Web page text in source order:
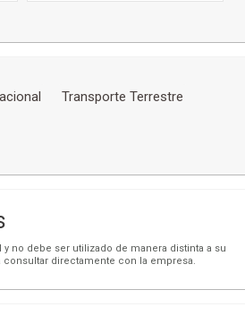
Transporte Terrestre
no debe ser utilizado de manera distinta a su
directamente con la empresa.